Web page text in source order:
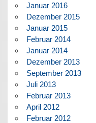
Januar 2016
Dezember 2015
Januar 2015
Februar 2014
Januar 2014
Dezember 2013
September 2013
Juli 2013
Februar 2013
April 2012
Februar 2012